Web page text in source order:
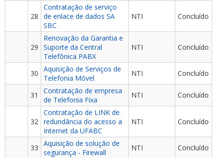
28
Contratação de serviço
de enlace de dados SA
SBC
NTI Concluído
29
Renovação da Garantia e
Suporte da Central
Telefônica PABX
NTI Concluído
30
Aquisição de Serviços de
Telefonia Móvel
NTI Concluído
31
Contratação de empresa
de Telefonia Fixa
NTI Concluído
32
Contratação de LINK de
redundância do acesso a
Internet da UFABC
NTI Concluído
33
Aquisição de solução de
segurança - Firewall
NTI Concluído